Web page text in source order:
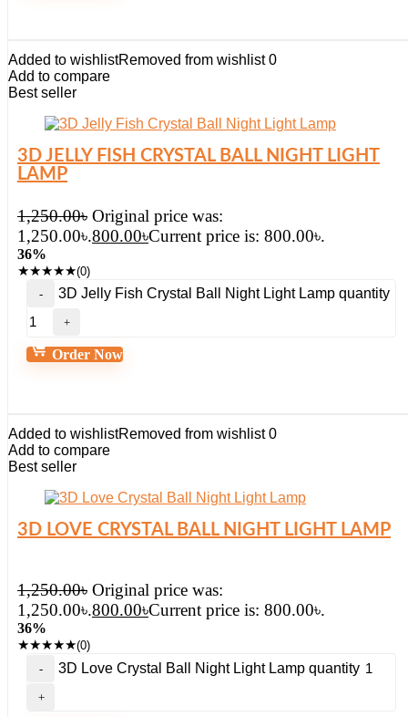
Added to wishlistRemoved from wishlist 0
Add to compare
Best seller
3D JELLY FISH CRYSTAL BALL NIGHT LIGHT
LAMP
1,250.00৳ Original price was:
1,250.00৳.800.00৳Current price is: 800.00৳.
36%
★★★★★(0)
3D Jelly Fish Crystal Ball Night Light Lamp quantity
Order Now
Added to wishlistRemoved from wishlist 0
Add to compare
Best seller
3D LOVE CRYSTAL BALL NIGHT LIGHT LAMP
1,250.00৳ Original price was:
1,250.00৳.800.00৳Current price is: 800.00৳.
36%
★★★★★(0)
3D Love Crystal Ball Night Light Lamp quantity